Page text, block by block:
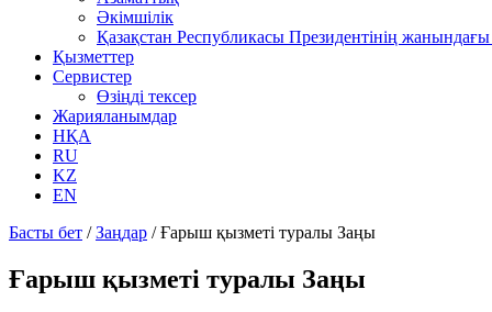
Әкімшілік
Қазақстан Республикасы Президентінің
Қызметтер
Сервистер
Өзіңді тексер
Жарияланымдар
НҚА
RU
KZ
EN
Басты бет /Заңдар /Ғарыш қызметі туралы Заңы
Ғарыш қызметі туралы Заңы